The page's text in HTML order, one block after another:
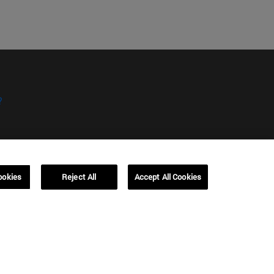
Reject All Accept All Cookies